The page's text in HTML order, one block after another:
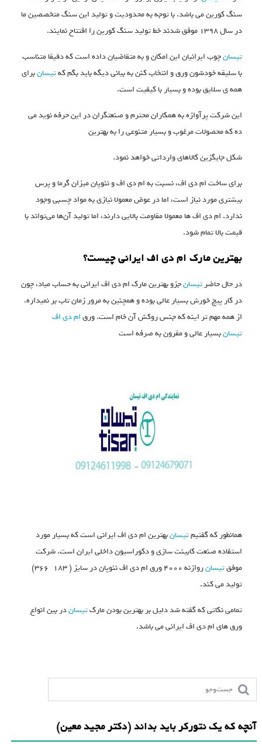
سنگ کورین می باشد. با توجه به محدودیت و تولید این سنگ متخصصین ما
در سال ۱۳۹۸ موفق شدند خط تولید سنگ کورین را افتتاح نمایند.
تیسانچوب ایرانیان این امکان و به متقاضیان داده است که دقیقا متناسب
با سلیقه خودشون ورق و انتخاب کنن به بیانی دیگه باید بگم کهتیسانبرای
همه ی سلایق بوده و بسیار با کیفیت است.
این شرکت پرآوازه به همکاران محترم و صنعتگران در این حرفه نوید می
ده که محصولات مرغوب و بسیار متنوعی را به بهترین
شکل جایگزین کالاهای وارداتی خواهد نمود.
برای ساخت ام دی اف، نسبت به ام دی اف و نئوپان میزان گرما و پرس
بیشتری مورد نیاز است، اما در عوض معمولا نیازی به مواد چسبی وجود
ندارد. ام دی اف ها معمولا مقاومت بالایی دارند، اما تولید آن‌ها می‌تواند با
قیمت بالا تمام شود.
بهترین مارک ام دی اف ایرانی چیست؟
در حال حاضرتیسانجزو بهترین مارک ام دی اف ایرانی به حساب میاد، چون
در کار پیچ خورش بسیار عالی بوده و همچنین به مرور زمان تاب بر نمیداره.
از همه مهم تر اینه که جنس روکش آن خام است. ورقام دی اف
تیسانبسیار عالی و مقرون به صرفه است
همانطور که گفتیمتیسانبهترین ام دی اف ایرانی است که بسیار مورد
استفاده صنعت کابینت سازی و دکوراسیون داخلی ایران است. شرکت
موفقتیسان
روازنه ۴۰۰۰ ورق ام دی اف نئوپان در سایز ( ۱۸۳* ۳۶۶)
تولید می کند.
تمامی نکاتی که گفته شد دلیل بر بهترین بودن مارکتیساندر بین انواع
ورق های ام دی اف ایرانی می باشد.
آنچه که یک نتورکر باید بداند (دکتر مجید معین)